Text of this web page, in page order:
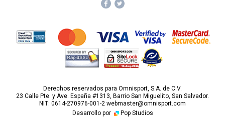
Derechos reservados para Omnisport, S.A. de C.V.
23 Calle Pte. y Ave. España #1313, Barrio San Miguelito, San Salvador.
NIT: 0614-270976-001-2 webmaster@omnisport.com
Desarrollo por
Pop Studios